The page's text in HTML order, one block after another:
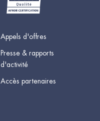
Appels d'offres
Presse & rapports
d'activité
Accès partenaires